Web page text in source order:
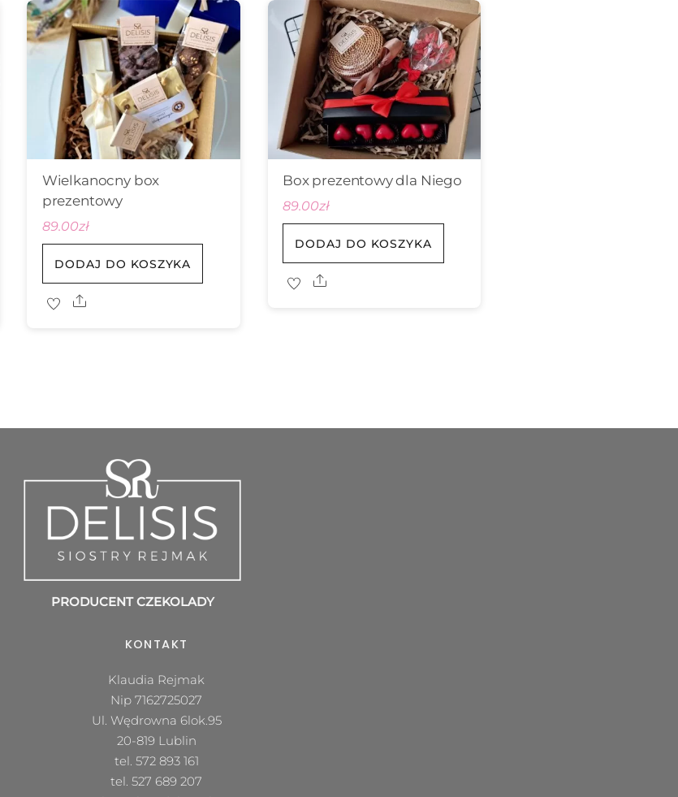
Wielkanocny box
prezentowy
89.00zł
DODAJ DO KOSZYKA
Share
Box prezentowy dla Niego
89.00zł
DODAJ DO KOSZYKA
Share
PRODUCENT CZEKOLADY
KONTAKT
Klaudia Rejmak
Nip 7162725027
Ul. Wędrowna 6lok.95
20-819 Lublin
tel. 572 893 161
tel.527 689 207